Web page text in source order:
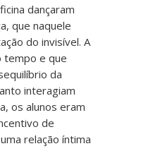
dançaram
que naquele
do invisível. A
tempo e que
da
interagiam
os alunos eram
de
relação íntima